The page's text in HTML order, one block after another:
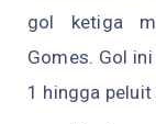
gol ketiga
Gomes. Gol
1 hingga